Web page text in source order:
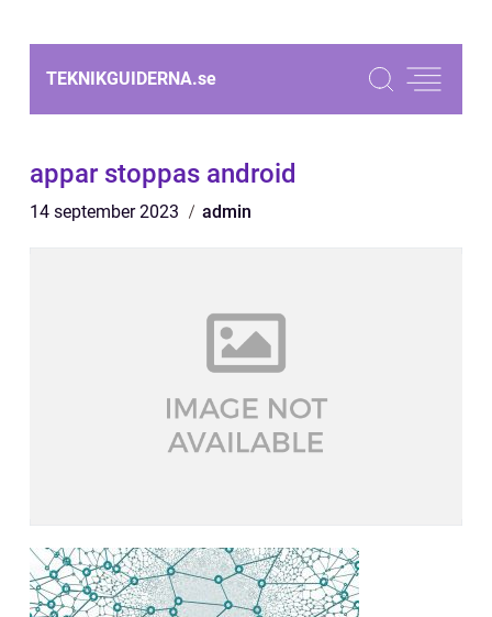
TEKNIKGUIDERNA.se
appar stoppas android
14 september 2023 admin